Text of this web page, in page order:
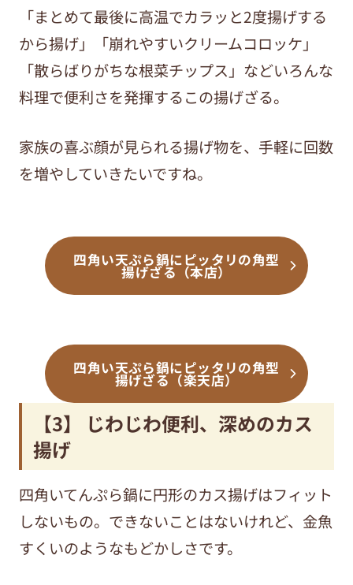
「まとめて最後に高温でカラッと2度揚げする
から揚げ」「崩れやすいクリームコロッケ」
「散らばりがちな根菜チップス」などいろんな
料理で便利さを発揮するこの揚げざる。
家族の喜ぶ顔が見られる揚げ物を、手軽に回数
を増やしていきたいですね。
四角い天ぷら鍋にピッタリの角型
揚げざる（本店）
四角い天ぷら鍋にピッタリの角型
揚げざる（楽天店）
【3】 じわじわ便利、深めのカス
揚げ
四角いてんぷら鍋に円形のカス揚げはフィット
しないもの。できないことはないけれど、金魚
すくいのようなもどかしさです。